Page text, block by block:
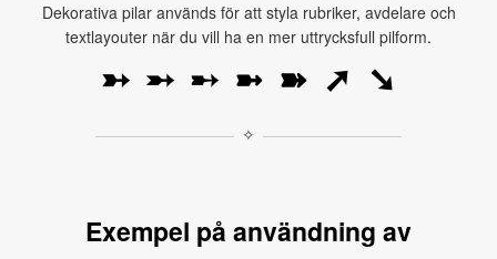
Dekorativa pilar används för att styla rubriker, avdelare och
textlayouter när du vill ha en mer uttrycksfull pilform.
➳ ➵ ➸ ➼ ➽ ➚ ➘
✧
Exempel på användning av